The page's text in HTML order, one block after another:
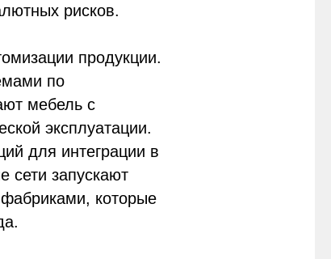
рисков.
продукции.
по
мебель с
эксплуатации.
для интеграции в
сети запускают
которые